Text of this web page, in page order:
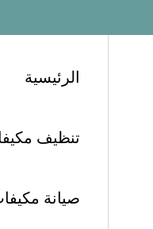
الرئيسية
تنظيف مكيفات
صيانة